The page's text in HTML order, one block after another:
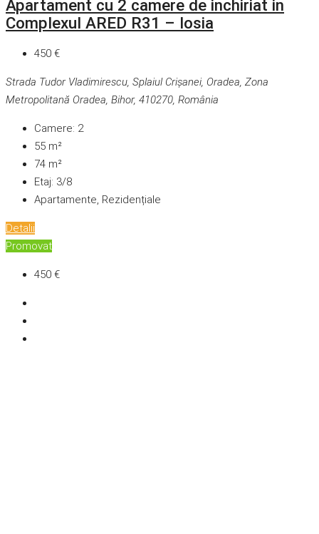
Apartament cu 2 camere de inchiriat in
Complexul ARED R31 – Iosia
450 €
Strada Tudor Vladimirescu, Splaiul Crișanei, Oradea, Zona
Metropolitană Oradea, Bihor, 410270, România
Camere: 2
55 m²
74 m²
Etaj: 3/8
Apartamente, Rezidențiale
Detalii
Promovat
450 €